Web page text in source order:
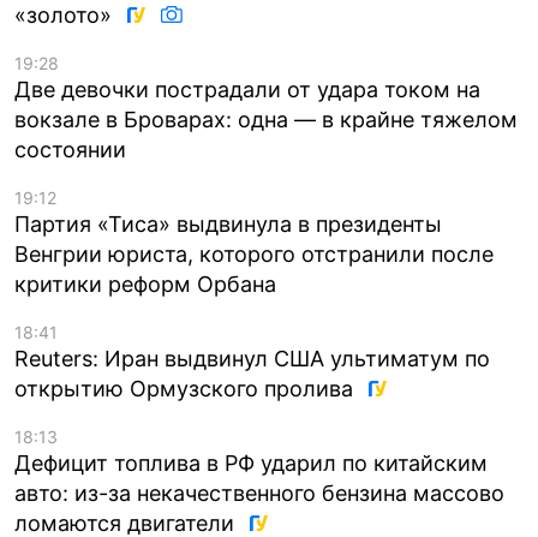
«золото»
19:28
Две девочки пострадали от удара током на
вокзале в Броварах: одна — в крайне тяжелом
состоянии
19:12
Партия «Тиса» выдвинула в президенты
Венгрии юриста, которого отстранили после
критики реформ Орбана
18:41
Reuters: Иран выдвинул США ультиматум по
открытию Ормузского пролива
18:13
Дефицит топлива в РФ ударил по китайским
авто: из-за некачественного бензина массово
ломаются двигатели